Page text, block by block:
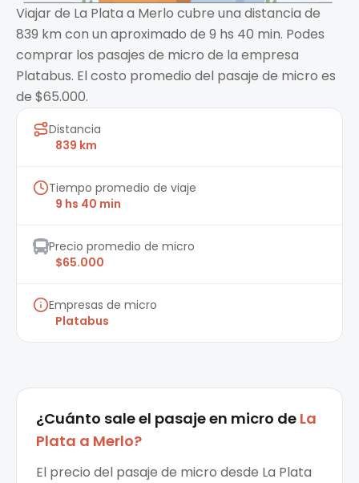
Viajar de La Plata a Merlo cubre una distancia de
839 km con un aproximado de 9 hs 40 min. Podes
comprar los pasajes de micro de la empresa
Platabus. El costo promedio del pasaje de micro es
de $65.000.
Distancia
839 km
Tiempo promedio de viaje
9 hs 40 min
Precio promedio de micro
$65.000
Empresas de micro
Platabus
¿Cuánto sale el pasaje en micro de La
Plata a Merlo?
El precio del pasaje de micro desde La Plata